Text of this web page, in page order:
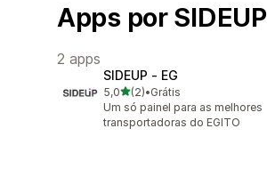
Apps por SIDEUP
2 apps
SIDEUP ‑ EG
5,0de 5 estrelas
(2)
2 avaliações ao todo
•Grátis
Um só painel para as melhores
transportadoras do EGITO